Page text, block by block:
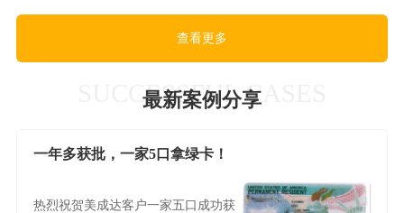
查看更多
SUCCESSFUL CASES
最新案例分享
一年多获批，一家5口拿绿卡！
热烈祝贺美成达客户一家五口成功获